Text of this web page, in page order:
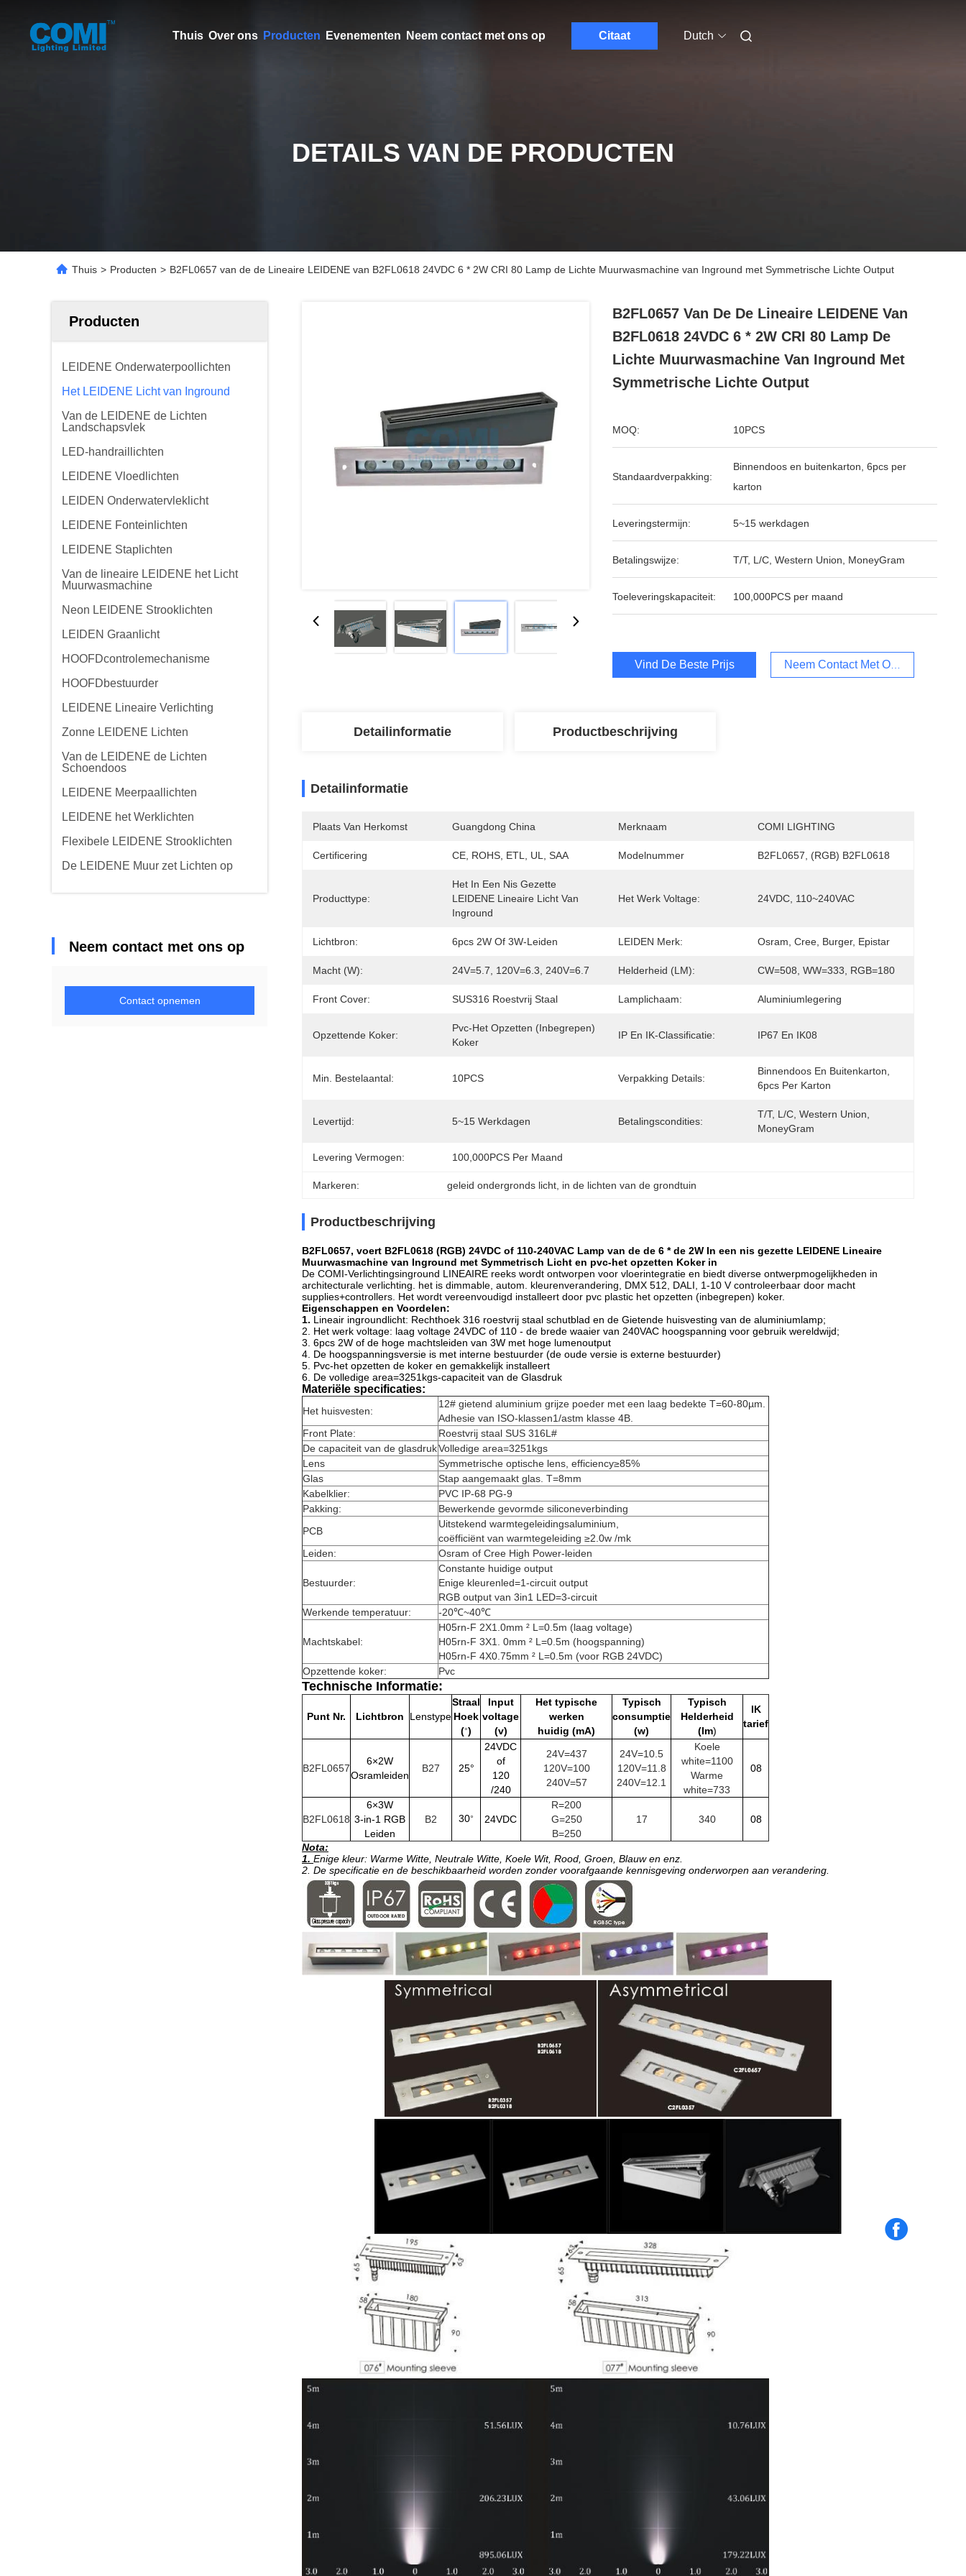
Thuis Over ons Producten Evenementen Neem contact met ons op Citaat Dutch
DETAILS VAN DE PRODUCTEN
Thuis > Producten > B2FL0657 van de de Lineaire LEIDENE van B2FL0618 24VDC 6 * 2W CRI 80 Lamp de Lichte Muurwasmachine van Inground met Symmetrische Lichte Output
Producten
LEIDENE Onderwaterpoollichten
Het LEIDENE Licht van Inground
Van de LEIDENE de Lichten
Landschapsvlek
LED-handraillichten
LEIDENE Vloedlichten
LEIDEN Onderwatervleklicht
LEIDENE Fonteinlichten
LEIDENE Staplichten
Van de lineaire LEIDENE het Licht
Muurwasmachine
Neon LEIDENE Strooklichten
LEIDEN Graanlicht
HOOFDcontrolemechanisme
HOOFDbestuurder
LEIDENE Lineaire Verlichting
Zonne LEIDENE Lichten
Van de LEIDENE de Lichten
Schoendoos
LEIDENE Meerpaallichten
LEIDENE het Werklichten
Flexibele LEIDENE Strooklichten
De LEIDENE Muur zet Lichten op
Neem contact met ons op
Contact opnemen
B2FL0657 Van De De Lineaire LEIDENE Van
B2FL0618 24VDC 6 * 2W CRI 80 Lamp De
Lichte Muurwasmachine Van Inground Met
Symmetrische Lichte Output
MOQ: 10PCS
Standaardverpakking:
Binnendoos en buitenkarton, 6pcs per
karton
Leveringstermijn: 5~15 werkdagen
Betalingswijze: T/T, L/C, Western Union, MoneyGram
Toeleveringskapaciteit: 100,000PCS per maand
Vind De Beste Prijs Neem Contact Met Ons Op
Detailinformatie Productbeschrijving
Detailinformatie
Plaats Van Herkomst Guangdong China Merknaam COMI LIGHTING
Certificering CE, ROHS, ETL, UL, SAA Modelnummer B2FL0657, (RGB) B2FL0618
Producttype:
Het In Een Nis Gezette
LEIDENE Lineaire Licht Van
Inground
Het Werk Voltage: 24VDC, 110~240VAC
Lichtbron: 6pcs 2W Of 3W-Leiden LEIDEN Merk: Osram, Cree, Burger, Epistar
Macht (w): 24V=5.7, 120V=6.3, 240V=6.7 Helderheid (LM): CW=508, WW=333, RGB=180
Front Cover: SUS316 Roestvrij Staal Lamplichaam: Aluminiumlegering
Opzettende Koker:
Pvc-Het Opzetten (inbegrepen)
Koker
IP En IK-Classificatie: IP67 En IK08
Min. Bestelaantal: 10PCS Verpakking Details:
Binnendoos En Buitenkarton,
6pcs Per Karton
Levertijd: 5~15 Werkdagen Betalingscondities:
T/T, L/C, Western Union,
MoneyGram
Levering Vermogen: 100,000PCS Per Maand
Markeren: geleid ondergronds licht in de lichten van de grondtuin
Productbeschrijving
B2FL0657, voert B2FL0618 (RGB) 24VDC of 110-240VAC Lamp van de de 6 * de 2W In een nis gezette LEIDENE Lineaire
Muurwasmachine van Inground met Symmetrisch Licht en pvc-het opzetten Koker in
De COMI-Verlichtingsinground LINEAIRE reeks wordt ontworpen voor vloerintegratie en biedt diverse ontwerpmogelijkheden in
architecturale verlichting. het is dimmable, autom. kleurenverandering, DMX 512, DALI, 1-10 V controleerbaar door macht
supplies+controllers. Het wordt vereenvoudigd installeert door pvc plastic het opzetten (inbegrepen) koker.
Eigenschappen en Voordelen:
1. Lineair ingroundlicht: Rechthoek 316 roestvrij staal schutblad en de Gietende huisvesting van de aluminiumlamp;
2. Het werk voltage: laag voltage 24VDC of 110 - de brede waaier van 240VAC hoogspanning voor gebruik wereldwijd;
3. 6pcs 2W of de hoge machtsleiden van 3W met hoge lumenoutput
4. De hoogspanningsversie is met interne bestuurder (de oude versie is externe bestuurder)
5. Pvc-het opzetten de koker en gemakkelijk installeert
6. De volledige area=3251kgs-capaciteit van de Glasdruk
Materiële specificaties:
Het huisvesten:
12# gietend aluminium grijze poeder met een laag bedekte T=60-80µm.
Adhesie van ISO-klassen1/astm klasse 4B.
Front Plate:
Roestvrij staal SUS 316L#
De capaciteit van de glasdrukVolledige area=3251kgs
Lens
Symmetrische optische lens, efficiency≥85%
Glas
Stap aangemaakt glas. T=8mm
Kabelklier:
PVC IP-68 PG-9
Pakking:
Bewerkende gevormde siliconeverbinding
PCB
Uitstekend warmtegeleidingsaluminium,
coëfficiënt van warmtegeleiding ≥2.0w /mk
Leiden:
Osram of Cree High Power-leiden
Bestuurder:
Constante huidige output
Enige kleurenled=1-circuit output
RGB output van 3in1 LED=3-circuit
Werkende temperatuur:
-20℃~40℃
Machtskabel:
H05rn-F 2X1.0mm ² L=0.5m (laag voltage)
H05rn-F 3X1. 0mm ² L=0.5m (hoogspanning)
H05rn-F 4X0.75mm ² L=0.5m (voor RGB 24VDC)
Opzettende koker:
Pvc
Technische Informatie:
Punt Nr. Lichtbron Lenstype
Straal
Hoek
(°)
Input
voltage
(v)
Het typische
werken
huidig (mA)
Typisch
consumptie
(w)
Typisch
Helderheid
(lm)
IK
tarief
B2FL0657
6×2W
Osramleiden
B27 25°
24VDC
of
120
/240
24V=437
120V=100
240V=57
24V=10.5
120V=11.8
240V=12.1
Koele
white=1100
Warme
white=733
08
B2FL0618
6×3W
3-in-1 RGB
Leiden
B2 30° 24VDC
R=200
G=250
B=250
17 340 08
Nota:
1. Enige kleur: Warme Witte, Neutrale Witte, Koele Wit, Rood, Groen, Blauw en enz.
2. De specificatie en de beschikbaarheid worden zonder voorafgaande kennisgeving onderworpen aan verandering.